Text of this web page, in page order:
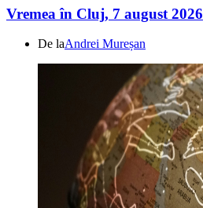
Vremea în Cluj, 7 august 2026
De laAndrei Mureșan